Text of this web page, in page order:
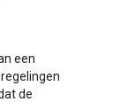
een
de